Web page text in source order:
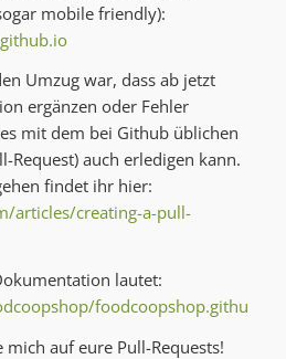
mobile friendly):
Umzug war, dass ab jetzt
ergänzen oder Fehler
mit dem bei Github üblichen
Request) auch erledigen kann.
findet ihr hier:
articles/creating-a-pull-
lautet:
foodcoopshop.github.io
auf eure Pull-Requests!